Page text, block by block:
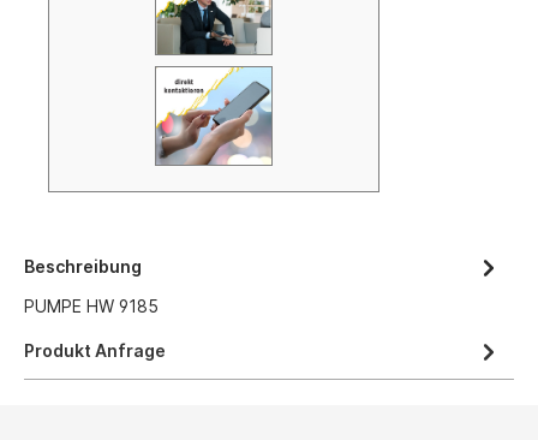
Beschreibung
PUMPE HW 9185
Produkt Anfrage